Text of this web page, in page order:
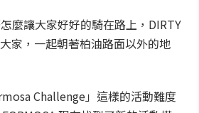
麼讓大家好好的騎在路上，DIRTY
家，一起朝著柏油路面以外的地
Challenge」這樣的活動難度